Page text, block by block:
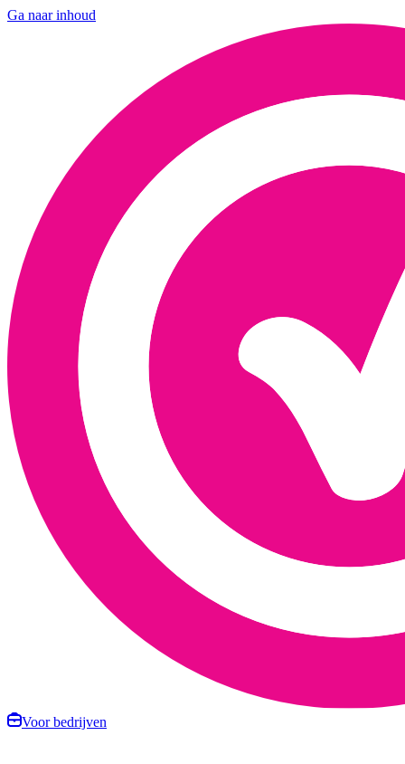
Ga naar inhoud
Voor bedrijven